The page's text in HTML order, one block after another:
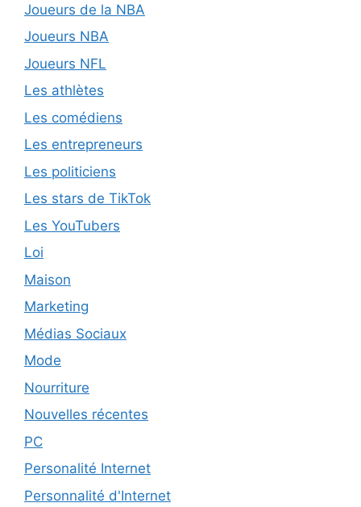
Joueurs de la NBA
Joueurs NBA
Joueurs NFL
Les athlètes
Les comédiens
Les entrepreneurs
Les politiciens
Les stars de TikTok
Les YouTubers
Loi
Maison
Marketing
Médias Sociaux
Mode
Nourriture
Nouvelles récentes
PC
Personalité Internet
Personnalité d'Internet